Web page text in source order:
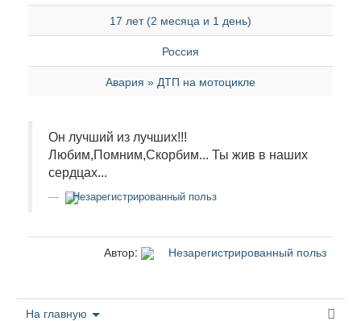
17 лет (2 месяца и 1 день)
Россия
Авария » ДТП на мотоцикле
Он лучший из лучших!!!
Любим,Помним,Скорбим... Ты жив в наших
сердцах...
Незарегистрированный польз
Автор: Незарегистрированный польз
На главную